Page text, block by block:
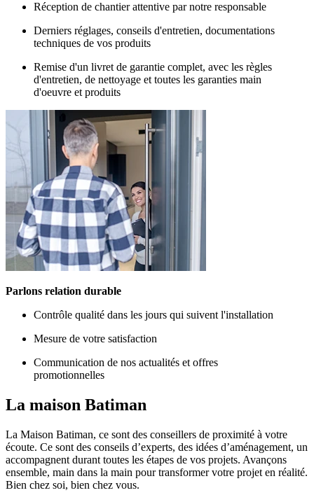
Réception de chantier attentive par notre responsable
Derniers réglages, conseils d'entretien, documentations
techniques de vos produits
Remise d'un livret de garantie complet, avec les règles
d'entretien, de nettoyage et toutes les garanties main
d'oeuvre et produits
Parlons relation durable
Contrôle qualité dans les jours qui suivent l'installation
Mesure de votre satisfaction
Communication de nos actualités et offres
promotionnelles
La maison Batiman
La Maison Batiman, ce sont des conseillers de proximité à votre
écoute. Ce sont des conseils d’experts, des idées d’aménagement, un
accompagnent durant toutes les étapes de vos projets. Avançons
ensemble, main dans la main pour transformer votre projet en réalité.
Bien chez soi, bien chez vous.